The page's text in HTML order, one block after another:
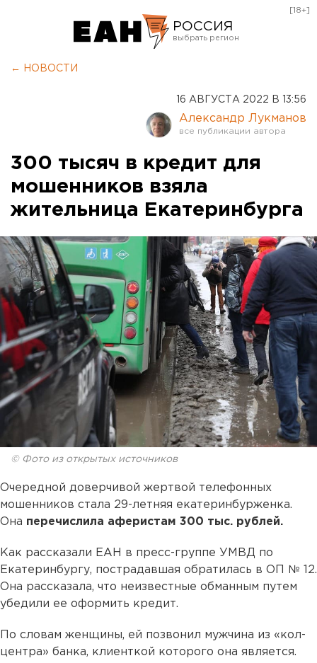
РОССИЯ
Оренбург
[18+]
← НОВОСТИ
16 АВГУСТА 2022 В 13:56
Александр Лукманов
300 тысяч в кредит для
мошенников взяла
жительница Екатеринбурга
© Фото из открытых источников
Очередной доверчивой жертвой телефонных
мошенников стала 29-летняя екатеринбурженка.
Она перечислила аферистам 300 тыс. рублей.
Как рассказали ЕАН в пресс-группе УМВД по
Екатеринбургу, пострадавшая обратилась в ОП № 12.
Она рассказала, что неизвестные обманным путем
убедили ее оформить кредит.
По словам женщины, ей позвонил мужчина из «кол-
центра» банка, клиенткой которого она является.